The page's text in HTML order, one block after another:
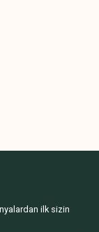
ilk sizin